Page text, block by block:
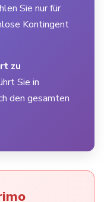
Sie nur für
Kontingent
zu
Sie in
den gesamten